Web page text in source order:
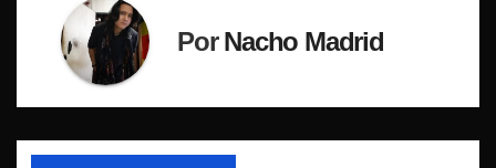
PorNacho Madrid